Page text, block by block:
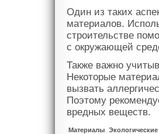
Один из таких
материалов.
строительстве
с окружающей
Также важно
Некоторые
вызвать
Поэтому
вредных веществ.
Материалы